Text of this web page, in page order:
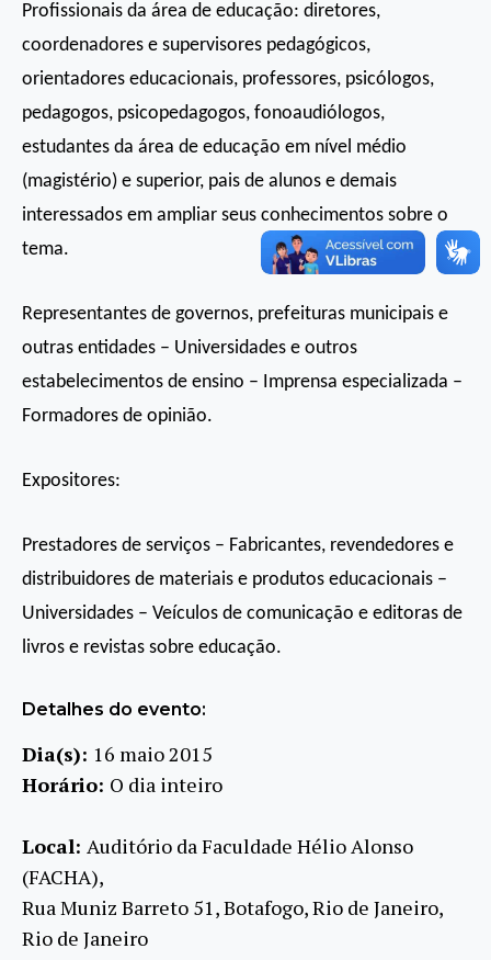
Profissionais da área de educação: diretores,
coordenadores e supervisores pedagógicos,
orientadores educacionais, professores, psicólogos,
pedagogos, psicopedagogos, fonoaudiólogos,
estudantes da área de educação em nível médio
(magistério) e superior, pais de alunos e demais
interessados em ampliar seus conhecimentos sobre o
tema.
Representantes de governos, prefeituras municipais e
outras entidades – Universidades e outros
estabelecimentos de ensino – Imprensa especializada –
Formadores de opinião.
Expositores:
Prestadores de serviços – Fabricantes, revendedores e
distribuidores de materiais e produtos educacionais –
Universidades – Veículos de comunicação e editoras de
livros e revistas sobre educação.
Detalhes do evento:
Dia(s): 16 maio 2015
Horário: O dia inteiro
Local: Auditório da Faculdade Hélio Alonso
(FACHA),
Rua Muniz Barreto 51, Botafogo, Rio de Janeiro,
Rio de Janeiro